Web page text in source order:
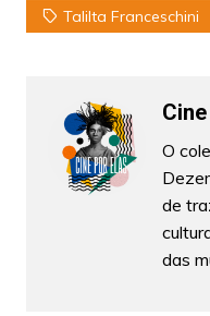
Talilta Franceschini
O
de
das